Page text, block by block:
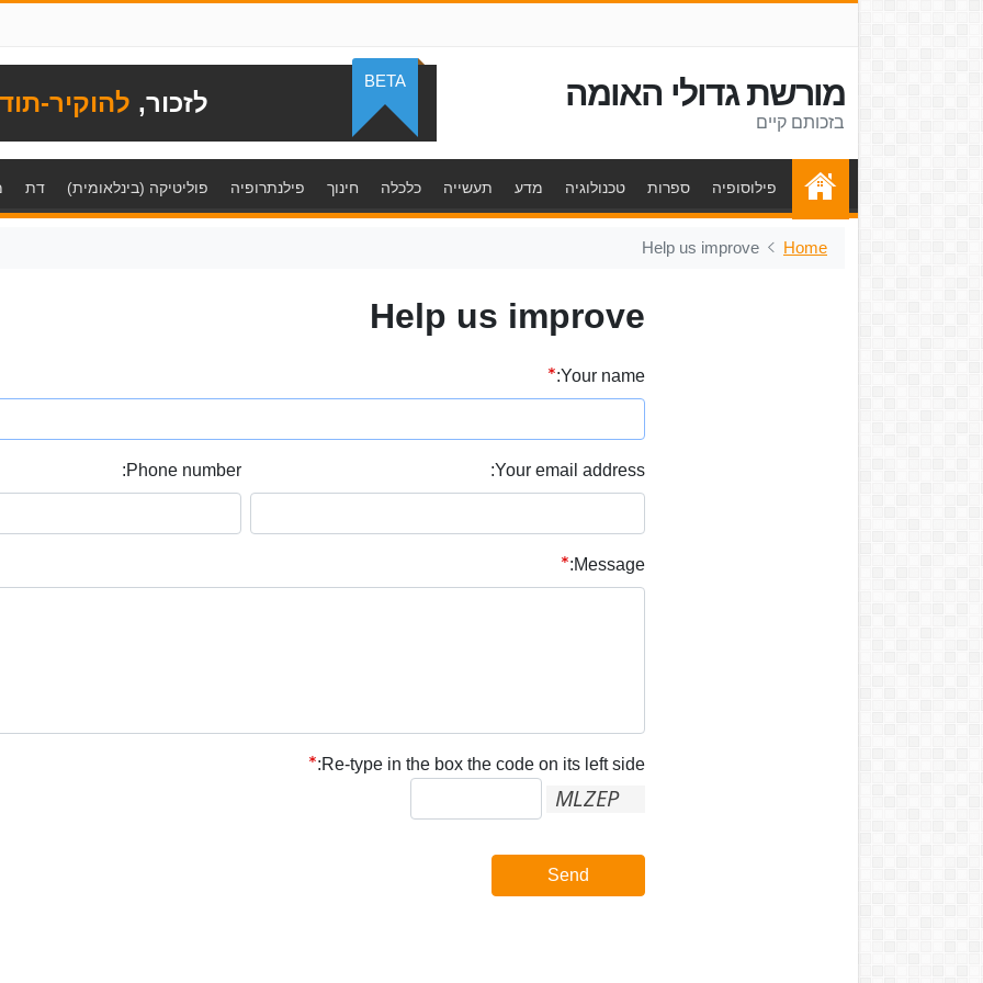
מורשת גדולי האומה
בזכותם קיים
לזכור, להוקיר-
BETA
פילוסופיה ספרות טכנולוגיה מדע תעשייה כלכלה חינוך פילנתרופיה פוליטיקה (בינלאומית) דת
Home
Help us improve
Help us improve
Your name:
Your email address:
Phone number:
Message:
Re-type in the box the code on its left side:
Send